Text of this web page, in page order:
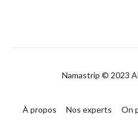
Namastrip © 2023
À propos Nos experts On